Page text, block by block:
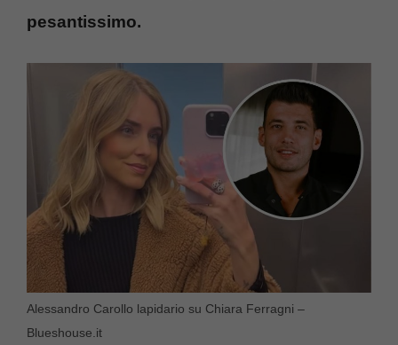
pesantissimo.
Alessandro Carollo lapidario su Chiara Ferragni –
Blueshouse.it